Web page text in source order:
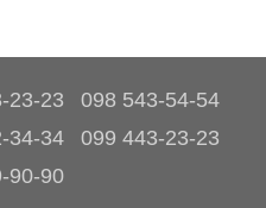
23-23
098 543-54-54
34-34
099 443-23-23
90-90